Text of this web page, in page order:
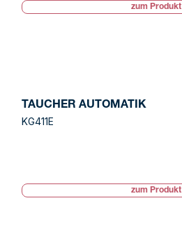
zum Produkt
TAUCHER AUTOMATIK
KG411E
zum Produkt